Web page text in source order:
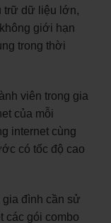
trữ dữ liệu lớn,
giới hạn
trong thời
viên trong gia
của mỗi
internet cùng
có tốc độ cao
gia đình cần sử
các gói combo